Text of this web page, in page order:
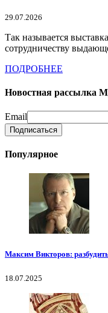
29.07.2026
Так называется
сотрудничеству
ПОДРОБНЕЕ
Новостная рассылка
Email
Популярное
Максим Викторов:
18.07.2025